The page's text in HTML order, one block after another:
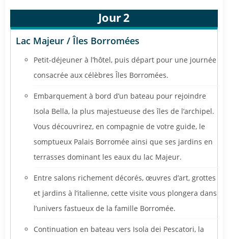
Jour2
Lac Majeur / Îles Borromées
Petit-déjeuner à l’hôtel, puis départ pour une journée
consacrée aux célèbres Îles Borromées.
Embarquement à bord d’un bateau pour rejoindre
Isola Bella, la plus majestueuse des îles de l’archipel.
Vous découvrirez, en compagnie de votre guide, le
somptueux Palais Borromée ainsi que ses jardins en
terrasses dominant les eaux du lac Majeur.
Entre salons richement décorés, œuvres d’art, grottes
et jardins à l’italienne, cette visite vous plongera dans
l’univers fastueux de la famille Borromée.
Continuation en bateau vers Isola dei Pescatori, la